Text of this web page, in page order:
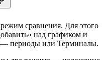
сравнения. Для этого
над графиком и
— периоды или Терминалы.